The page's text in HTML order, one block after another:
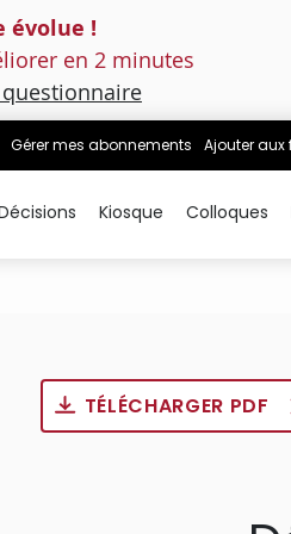
évolue !
en 2 minutes
Gérer mes abonnements Ajouter aux
Kiosque Colloques
TÉLÉCHARGER PDF